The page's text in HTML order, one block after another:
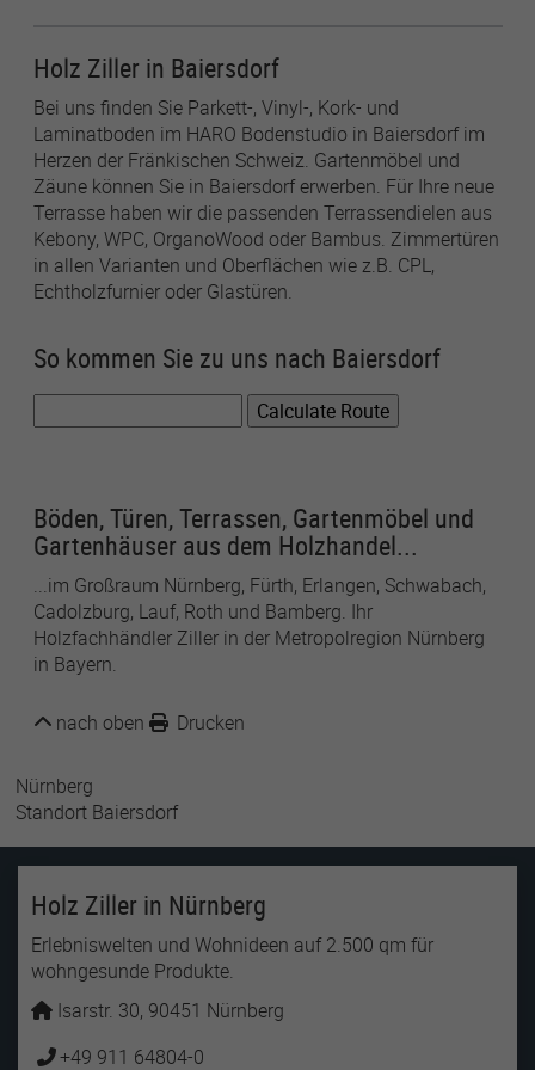
Name lastExternalReferrer
Anbieter Meta Platforms
Laufzeit 1 Jahr
Zweck
Detects how the user reached the website by
registering their last URL-address.
Anbieter Meta Platforms
Laufzeit 1 Jahr
advertising.
Holz Ziller in Baiersdorf
Bei uns finden Sie Parkett-, Vinyl-, Kork- und
Laminatboden im HARO Bodenstudio in Baiersdorf im
Herzen der Fränkischen Schweiz. Gartenmöbel und
Zäune können Sie in Baiersdorf erwerben. Für Ihre neue
Terrasse haben wir die passenden Terrassendielen aus
Kebony, WPC, OrganoWood oder Bambus. Zimmertüren
in allen Varianten und Oberflächen wie z.B. CPL,
Echtholzfurnier oder Glastüren.
So kommen Sie zu uns nach Baiersdorf
Böden, Türen, Terrassen, Gartenmöbel und
Gartenhäuser aus dem Holzhandel...
...im Großraum Nürnberg, Fürth, Erlangen, Schwabach,
Cadolzburg, Lauf, Roth und Bamberg. Ihr
Holzfachhändler Ziller in der Metropolregion Nürnberg
in Bayern.
nach oben Drucken
Nürnberg
Standort Baiersdorf
Holz Ziller in Nürnberg
Erlebniswelten und Wohnideen auf 2.500 qm für
wohngesunde Produkte.
Isarstr. 30, 90451 Nürnberg
+49 911 64804-0